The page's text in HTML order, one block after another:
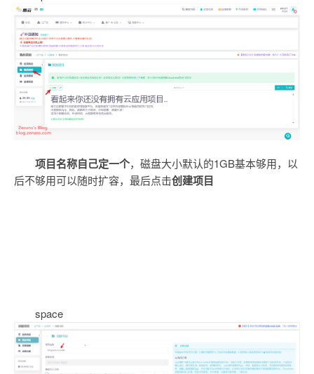
项目名称自己定一个，磁盘大小默认的1GB基本够用，以
后不够用可以随时扩容，最后点击创建项目
space